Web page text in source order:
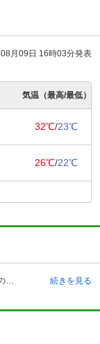
月09日 16時03分発表
気温（最高/最低）
32℃/23℃
26℃/22℃
スパ＆ゴルフリゾート白河矢吹（矢吹ゴルフ倶楽部）の予約ならじゃらんゴルフ。カートの有無や利用税、キャンセル料、ナイター設備、駐車場などのコース情報はもちろん、口コミ、フォトギャラリーなどコースの難易度や攻略に役立つ情報充実、予約する度にポイントが貯まるのでお得にゴルフをお楽しみ頂けます。 スパ＆ゴルフリゾート白川矢吹は、東北新幹新白河駅からは予約制の送迎バスで約25分のところにあります。車の場合は、東北自動車道の矢吹インターチェンジから、あぶくま高原道路に入り矢吹中央インターチェンジでおります。矢吹インターチェンジからは約8分です。平成3年に「スパ＆ゴルフリゾート白河矢吹」としてオープン。その後、「矢吹ゴルフ倶楽部」として、温泉大浴場や露天風呂などのクア施設が充実したゴルフクラブとしてリニューアルオープンしました。宿泊施設は充実しています、24時間営業の源泉掛け流し天然温泉や露天風呂があります。また、シアタールームやカラオケ、麻雀室もあります。開放感あふれるレストランホールでのお食事は、料理長自慢のメニューの数々です。 続きを見る